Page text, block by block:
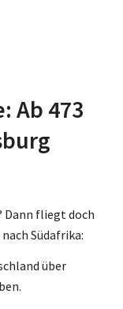
Ab 473
Dann fliegt doch
Südafrika:
über